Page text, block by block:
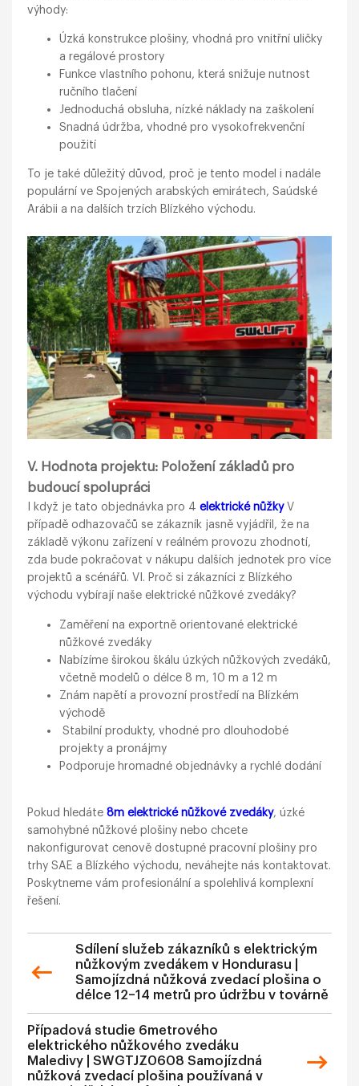
výhody:
Úzká konstrukce plošiny, vhodná pro vnitřní uličky
a regálové prostory
Funkce vlastního pohonu, která snižuje nutnost
ručního tlačení
Jednoduchá obsluha, nízké náklady na zaškolení
Snadná údržba, vhodné pro vysokofrekvenční
použití
To je také důležitý důvod, proč je tento model i nadále
populární ve Spojených arabských emirátech, Saúdské
Arábii a na dalších trzích Blízkého východu.
V. Hodnota projektu: Položení základů pro
budoucí spolupráci
I když je tato objednávka pro 4 elektrické nůžkyV
případě odhazovačů se zákazník jasně vyjádřil, že na
základě výkonu zařízení v reálném provozu zhodnotí,
zda bude pokračovat v nákupu dalších jednotek pro více
projektů a scénářů. VI. Proč si zákazníci z Blízkého
východu vybírají naše elektrické nůžkové zvedáky?
Zaměření na exportně orientované elektrické
nůžkové zvedáky
Nabízíme širokou škálu úzkých nůžkových zvedáků,
včetně modelů o délce 8 m, 10 m a 12 m
Znám napětí a provozní prostředí na Blízkém
východě
Stabilní produkty, vhodné pro dlouhodobé
projekty a pronájmy
Podporuje hromadné objednávky a rychlé dodání
Pokud hledáte 8m elektrické nůžkové zvedáky, úzké
samohybné nůžkové plošiny nebo chcete
nakonfigurovat cenově dostupné pracovní plošiny pro
trhy SAE a Blízkého východu, neváhejte nás kontaktovat.
Poskytneme vám profesionální a spolehlivá komplexní
řešení.
Sdílení služeb zákazníků s elektrickým
nůžkovým zvedákem v Hondurasu |
Samojízdná nůžková zvedací plošina o
délce 12–14 metrů pro údržbu v továrně
Případová studie 6metrového
elektrického nůžkového zvedáku
Maledivy | SWGTJZ0608 Samojízdná
nůžková zvedací plošina používaná v